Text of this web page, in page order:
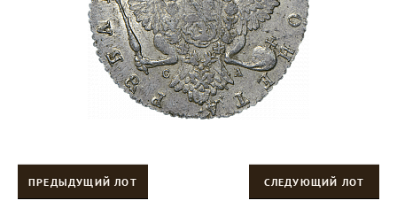
ПРЕДЫДУЩИЙ ЛОТ СЛЕДУЮЩИЙ ЛОТ